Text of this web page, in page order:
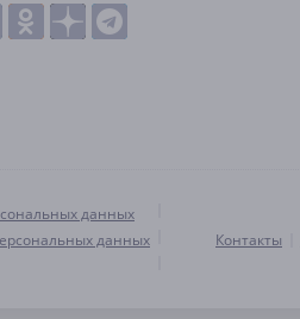
данных
данных
Контакты